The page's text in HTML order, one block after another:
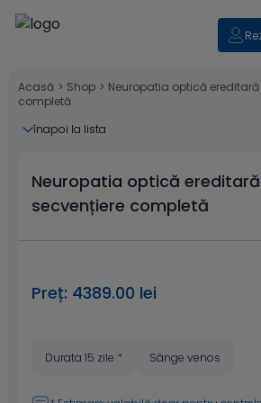
Acasă > Shop > Neuropatia optică ereditară
completă
înapoi la lista
Neuropatia optică
secvențiere completă
Preț: 4389.00 lei
Durata 15 zile * Sânge venos